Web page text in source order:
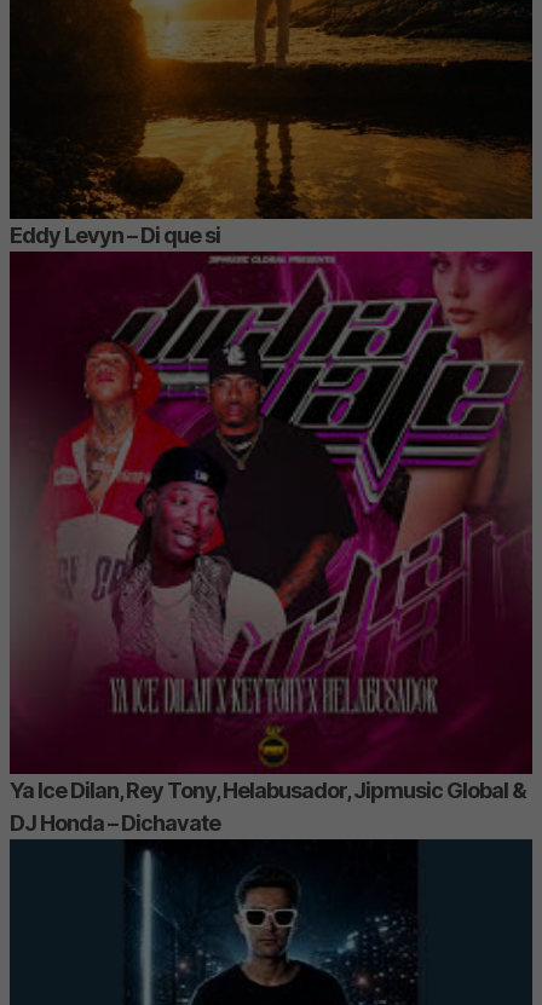
Eddy Levyn – Di que si
Ya Ice Dilan, Rey Tony, Helabusador, Jipmusic Global &
DJ Honda – Dichavate